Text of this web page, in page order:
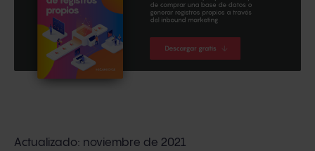
Actualizado: noviembre de 2021